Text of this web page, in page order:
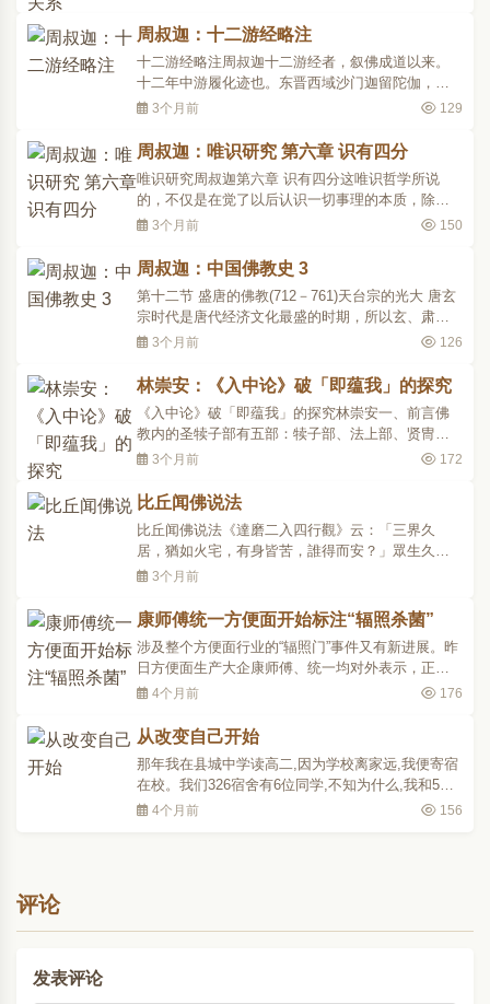
生都是总由五类的法积集而成的。这五类之中不能
的；何况宇宙与..
周叔迦：十二游经略注
十二游经略注周叔迦十二游经者，叙佛成道以来。
十二年中游履化迹也。东晋西域沙门迦留陀伽，于
太元十七年译。全经大文分六：一明瞿昙姓氏源
者，此云无央数，为数之极也。劫者，梵云劫簸，
此云长时。世界一朝成住坏空为一大劫。菩萨为国
王，菩萨者，具云菩..
3个月前 129
周叔迦：唯识研究 第六章 识有四分
唯识研究周叔迦第六章 识有四分这唯识哲学所说
的，不仅是在觉了以后认识一切事理的本质，除识
以外无他物。即使在凡夫的思想作为上也仅是自己
识的了别作用究竟如何?所以要仔细的研究，这研究
在唯识哲学的历史上是古今不同的。有说识的作用
是单纯的，说是识..
3个月前 150
周叔迦：中国佛教史 3
第十二节 盛唐的佛教(712－761)天台宗的光大 唐玄
宗时代是唐代经济文化最盛的时期，所以玄、肃二
宗五十年间称为盛唐。初唐时佛教思想界中是以慈
北齐慧文，发展于南岳慧思，大成于天台智顗，结
集于章安灌顶，人唐以后经智威、慧威、玄朗三世
相承，都只局处..
3个月前 126
林崇安：《入中论》破「即蕴我」的探究
《入中论》破「即蕴我」的探究林崇安一、前言佛
教内的圣犊子部有五部：犊子部、法上部、贤冑
部、六城部、正量部。圣犊子部的一个重要主张是
宗喀巴大师的《入中论善显密意疏》来驳斥「即蕴
我」的观点，并略作探究。二、「即蕴我」的主张
由离诸蕴无我故，我..
3个月前 172
比丘闻佛说法
比丘闻佛说法《達磨二入四行觀》云：「三界久
居，猶如火宅，有身皆苦，誰得而安？」眾生久處
生死火宅中，熱惱煎逼，無有清涼，不得出離。有
心，勤求出道，方能永斷生死，常住快樂。佛陀在
罗阅祇耆闍崛山时，一日，城中有五十位长者子亲
诣佛所，礼拜佛陀，并..
3个月前
康师傅统一方便面开始标注“辐照杀菌”
涉及整个方便面行业的“辐照门”事件又有新进展。昨
日方便面生产大企康师傅、统一均对外表示，正在
全国市场陆续更换标注有“辐照杀菌”字样的新包装。
该标注出辐照标志。但方便面配料包中含脱水蔬菜
等原料，供应商采用辐照消毒是普遍现象，在整个
方便面..
4个月前 176
从改变自己开始
那年我在县城中学读高二,因为学校离家远,我便寄宿
在校。我们326宿舍有6位同学,不知为什么,我和5位
室友难以“合拍”。他。他们的生活习惯让我难以接受,
4个月前 156
评论
发表评论